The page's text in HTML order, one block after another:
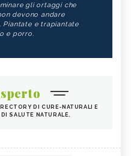
gli ortaggi che
devono andare
Piantate e trapiantate
e porro.
DI CURE-NATURALI E
SALUTE NATURALE.